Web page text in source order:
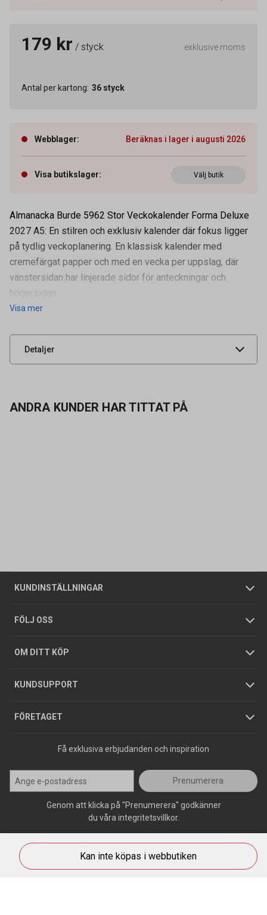
179 kr / styck exklusive moms
Antal per kartong: 36 styck
Webblager: Beräknas i lager i augusti 2026
Visa butikslager: Välj butik
Almanacka Burde 5962 Stor Veckokalender Forma Deluxe
2027 A5: En stilren och exklusiv kalender där fokus ligger
på tydlig veckoplanering. En klassisk kalender med
cremefärgat papper och med en vecka per uppslag, där
vänstersidan har linjerade sidor för anteckningar och
högersidan
Visa mer
Detaljer
Artikelnummer
Leverantörens
UNSPSC 44112006
ANDRA KUNDER HAR TITTAT PÅ
KUNDINSTÄLLNINGAR
Företagskund / Privatkund
FÖLJ OSS
OM DITT KÖP
Allmänna försäljningsvillkor
Integritetspolicy
GDPR
KUNDSUPPORT
Butiker
Foldrar och kataloger
Köpguider
Varumärken
FÖRETAGET
Om oss
Tjänster
Hållbarhet
Jobba hos oss
Press
Få exklusiva erbjudanden och inspiration
Prenumerera
Genom att klicka på "Prenumerera" godkänner
du våra integritetsvillkor.
Kan inte köpas i webbutiken